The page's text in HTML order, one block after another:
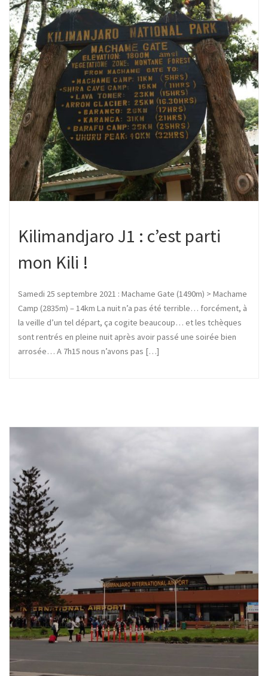
Kilimandjaro J1 : c’est parti
mon Kili !
Samedi 25 septembre 2021 : Machame Gate (1490m) > Machame
Camp (2835m) – 14km La nuit n’a pas été terrible… forcément, à
la veille d’un tel départ, ça cogite beaucoup… et les tchèques
sont rentrés en pleine nuit après avoir passé une soirée bien
arrosée… A 7h15 nous n’avons pas […]